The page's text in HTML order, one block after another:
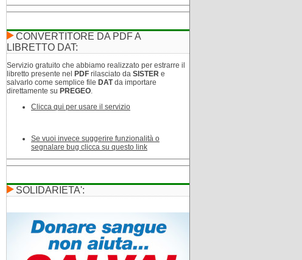
CONVERTITORE DA PDF A
LIBRETTO DAT:
Servizio gratuito che abbiamo realizzato per estrarre il
libretto presente nel
PDF rilasciato da SISTER e
salvarlo come semplice file DATda importare
direttamente su PREGEO.
Clicca qui per usare il servizio
Se vuoi invece suggerire funzionalità o
segnalare bug clicca su questo link
SOLIDARIETA':